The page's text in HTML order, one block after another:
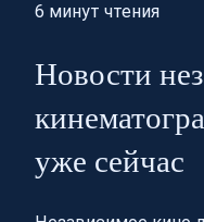
6 минут чтения
Новости
уже сейчас